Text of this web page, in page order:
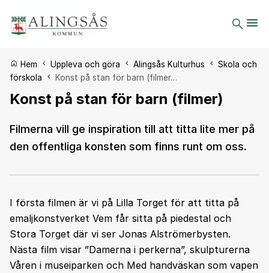
Du är här:
Hem Uppleva och göra Alingsås Kulturhus
Skola och
förskola
Konst på stan för barn (filmer…
Konst på stan för barn (filmer)
Filmerna vill ge inspiration till att titta lite mer på
den offentliga konsten som finns runt om oss.
I första filmen är vi på Lilla Torget för att titta på
emaljkonstverket Vem får sitta på piedestal och
Stora Torget där vi ser Jonas Alströmerbysten.
Nästa film visar ”Damerna i perkerna”, skulpturerna
Våren i museiparken och Med handväskan som vapen